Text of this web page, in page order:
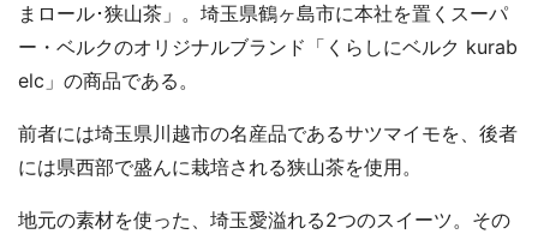
まロール･狭山茶」。埼玉県鶴ヶ島市に本社を置くスーパ
ー・ベルクのオリジナルブランド「くらしにベルク kurab
elc」の商品である。
前者には埼玉県川越市の名産品であるサツマイモを、後者
には県西部で盛んに栽培される狭山茶を使用。
地元の素材を使った、埼玉愛溢れる2つのスイーツ。その